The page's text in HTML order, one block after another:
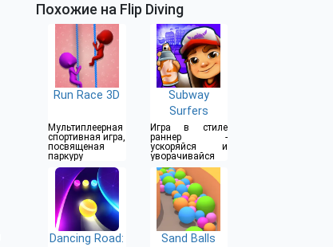
Похожие на Flip Diving
Run Race 3D
Мультиплеерная
спортивная игра,
посвященая
паркуру
Subway
Surfers
Игра в стиле
раннер -
ускоряйся и
уворачивайся
Dancing Road:
Sand Balls